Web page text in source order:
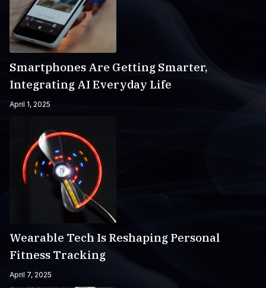
Smartphones Are Getting Smarter,
Integrating AI Everyday Life
April 1, 2025
Wearable Tech Is Reshaping Personal
Fitness Tracking
April 7, 2025